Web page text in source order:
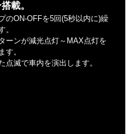
載。
のON-OFFを5回(5秒以内に)繰
。
ーンが減光点灯～MAX点灯を
す。
点滅で車内を演出します。